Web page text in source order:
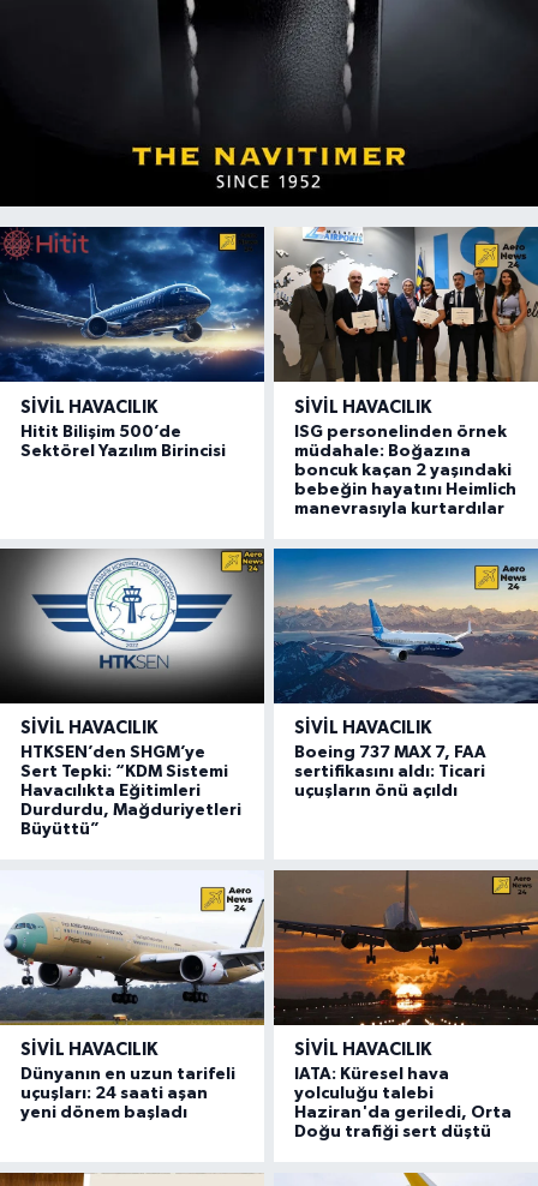
SIVIL HAVACILIK
Hitit Bilişim 500’de
Sektörel Yazılım Birincisi
SIVIL HAVACILIK
ISG personelinden örnek
müdahale: Boğazına
boncuk kaçan 2 yaşındaki
bebeğin hayatını Heimlich
manevrasıyla kurtardılar
SIVIL HAVACILIK
HTKSEN’den SHGM’ye
Sert Tepki: “KDM Sistemi
Havacılıkta Eğitimleri
Durdurdu, Mağduriyetleri
Büyüttü”
SIVIL HAVACILIK
Boeing 737 MAX 7, FAA
sertifikasını aldı: Ticari
uçuşların önü açıldı
SIVIL HAVACILIK
Dünyanın en uzun tarifeli
uçuşları: 24 saati aşan
yeni dönem başladı
SIVIL HAVACILIK
IATA: Küresel hava
yolculuğu talebi
Haziran'da geriledi, Orta
Doğu trafiği sert düştü